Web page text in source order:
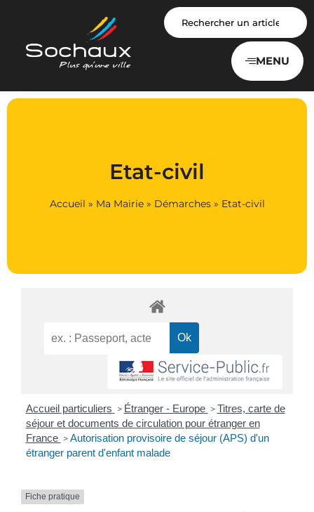
MENU
Etat-civil
Accueil » Ma Mairie» Démarches» Etat-civil
Accueil particuliers > Étranger - Europe > Titres, carte de
séjour et documents de circulation pour étranger en
France > Autorisation provisoire de séjour (APS) d'un
étranger parent d'enfant malade
Fiche pratique
Panneau de gestion des cookies